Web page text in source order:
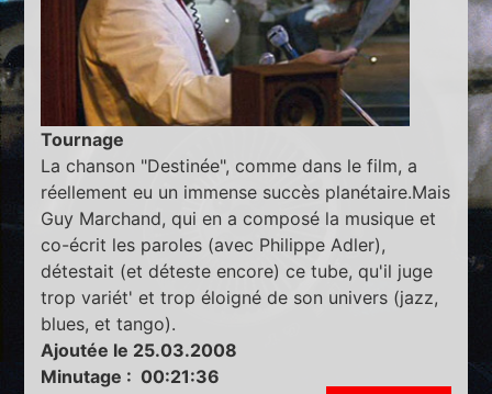
Tournage
La chanson "Destinée", comme dans le film, a
réellement eu un immense succès planétaire.Mais
Guy Marchand, qui en a composé la musique et
co-écrit les paroles (avec Philippe Adler),
détestait (et déteste encore) ce tube, qu'il juge
trop variét' et trop éloigné de son univers (jazz,
blues, et tango).
Ajoutée le 25.03.2008
Minutage : 00:21:36